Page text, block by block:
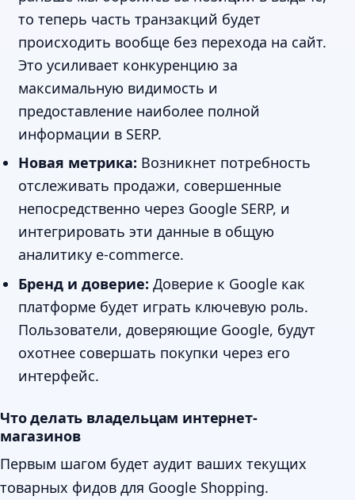
то теперь часть транзакций будет
происходить вообще без перехода на сайт.
Это усиливает конкуренцию за
максимальную видимость и
предоставление наиболее полной
информации в SERP.
Новая метрика: Возникнет потребность
отслеживать продажи, совершенные
непосредственно через Google SERP, и
интегрировать эти данные в общую
аналитику e-commerce.
Бренд и доверие: Доверие к Google как
платформе будет играть ключевую роль.
Пользователи, доверяющие Google, будут
охотнее совершать покупки через его
интерфейс.
Что делать владельцам интернет-
магазинов
Первым шагом будет аудит ваших текущих
товарных фидов для Google Shopping.